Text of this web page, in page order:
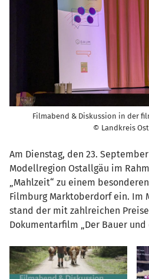
Filmabend & Diskussion in der
© Landkreis
Am Dienstag, den 23.
Modellregion Ostallgäu im
„Mahlzeit“ zu einem
Filmburg Marktoberdorf ein. Im
stand der mit zahlreichen
Dokumentarfilm „Der Bauer und